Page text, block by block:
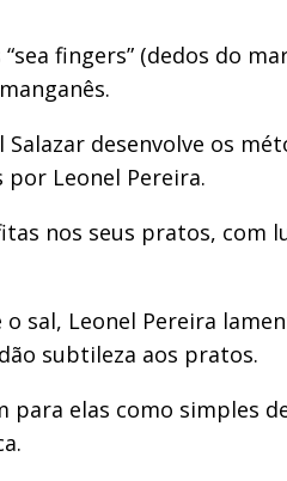
fingers” (dedos do
desenvolve os
por Leonel Pereira.
nos seus pratos, com
sal, Leonel Pereira
subtileza aos pratos.
elas como simples